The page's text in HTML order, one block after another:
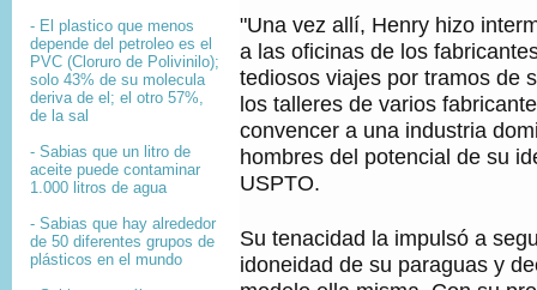
- El plastico que menos
depende del petroleo es el
PVC (Cloruro de Polivinilo);
solo 43% de su molecula
deriva de el; el otro 57%,
de la sal
- Sabias que un litro de
aceite puede contaminar
1.000 litros de agua
- Sabias que hay alrededor
de 50 diferentes grupos de
plásticos en el mundo
"Una vez allí, Henry hizo
a las oficinas de los
tediosos viajes por tramos de
los talleres de varios
convencer a una industria
hombres del potencial de su
USPTO.
Su tenacidad la impulsó a
idoneidad de su paraguas y